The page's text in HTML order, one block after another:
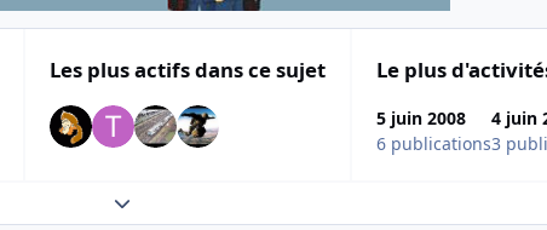
Les plus actifs dans ce sujet Le plus
5 juin 2008
6 publications
4 juin
3
Expand topic overview